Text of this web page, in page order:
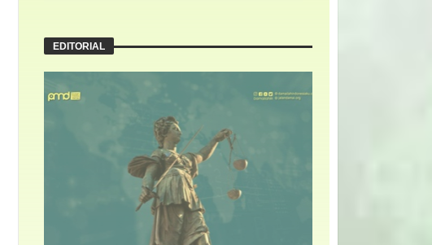
EDITORIAL